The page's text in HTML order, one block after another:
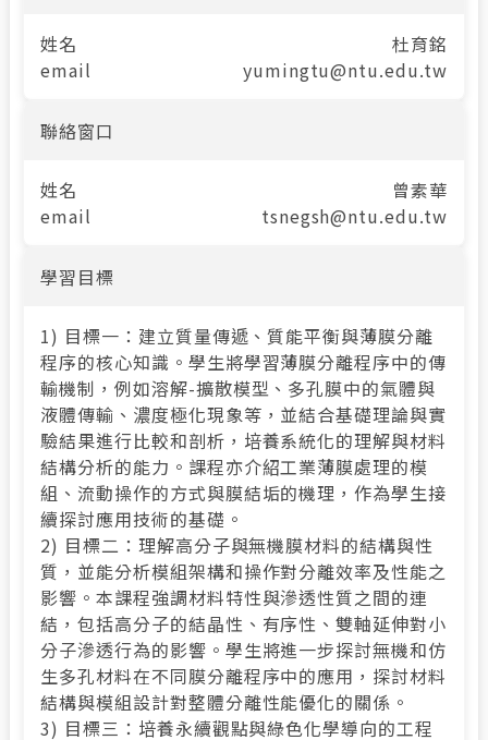
姓名
杜育銘
email
yumingtu@ntu.edu.tw
聯絡窗口
姓名
曾素華
email
tsnegsh@ntu.edu.tw
學習目標
1) 目標一：建立質量傳遞、質能平衡與薄膜分離
程序的核心知識。學生將學習薄膜分離程序中的傳
輸機制，例如溶解-擴散模型、多孔膜中的氣體與
液體傳輸、濃度極化現象等，並結合基礎理論與實
驗結果進行比較和剖析，培養系統化的理解與材料
結構分析的能力。課程亦介紹工業薄膜處理的模
組、流動操作的方式與膜結垢的機理，作為學生接
續探討應用技術的基礎。
2) 目標二：理解高分子與無機膜材料的結構與性
質，並能分析模組架構和操作對分離效率及性能之
影響。本課程強調材料特性與滲透性質之間的連
結，包括高分子的結晶性、有序性、雙軸延伸對小
分子滲透行為的影響。學生將進一步探討無機和仿
生多孔材料在不同膜分離程序中的應用，探討材料
結構與模組設計對整體分離性能優化的關係。
3) 目標三：培養永續觀點與綠色化學導向的工程